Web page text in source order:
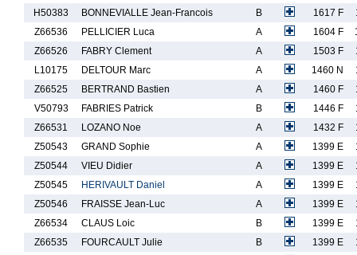
H50383
BONNEVIALLE Jean-Francois B 1617 F
Z66536
PELLICIER Luca A 1604 F
Z66526
FABRY Clement A 1503 F
L10175
DELTOUR Marc A 1460 N
Z66525
BERTRAND Bastien A 1460 F
V50793
FABRIES Patrick B 1446 F
Z66531
LOZANO Noe A 1432 F
Z50543
GRAND Sophie A 1399 E
Z50544
VIEU Didier A 1399 E
Z50545
HERIVAULT Daniel A 1399 E
Z50546
FRAISSE Jean-Luc A 1399 E
Z66534
CLAUS Loic B 1399 E
Z66535
FOURCAULT Julie B 1399 E